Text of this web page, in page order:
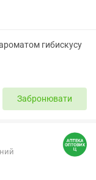
гибискусу
Забронювати